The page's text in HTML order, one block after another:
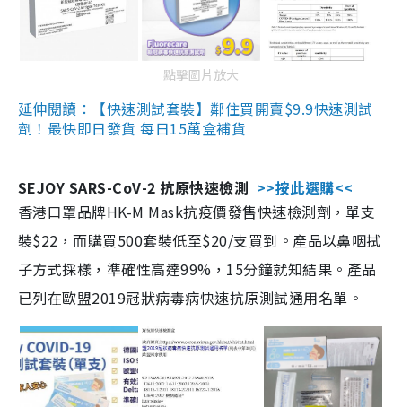
點擊圖片放大
延伸閱讀：【快速測試套裝】鄰住買開賣$9.9快速測試
劑！最快即日發貨 每日15萬盒補貨
SEJOY SARS-CoV-2 抗原快速檢測 >>按此選購<<
香港口罩品牌HK-M Mask抗疫價發售快速檢測劑，單支
裝$22，而購買500套裝低至$20/支買到。產品以鼻咽拭
子方式採樣，準確性高達99%，15分鐘就知結果。產品
已列在歐盟2019冠狀病毒病快速抗原測試通用名單。